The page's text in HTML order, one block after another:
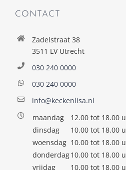
CONTACT
Zadelstraat 38
3511 LV Utrecht
030 240 0000
030 240 0000
info@keckenlisa.nl
maandag
12.00 tot 18.00 u
dinsdag
10.00 tot 18.00 u
woensdag 10.00 tot 18.00 u
donderdag10.00 tot 18.00 u
vrijdag
10.00 tot 18.00 u